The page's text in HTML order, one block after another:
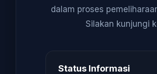
dalam proses
Silakan kunjungi
Status Informasi